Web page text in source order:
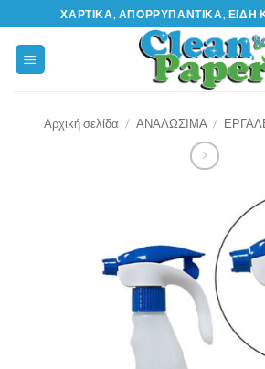
Μετάβαση
στο
περιεχόμενο
ΧΑΡΤΙΚΆ, ΑΠΟΡΡΥΠΑΝΤΙΚΆ, ΕΊΔΗ
Αρχική σελίδα / ΑΝΑΛΩΣΙΜΑ /